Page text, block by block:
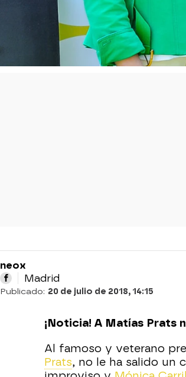
neox
Madrid
Publicado: 20 de julio de 2018, 14:15
¡Noticia! A Matías Prats
Al famoso y veterano
Prats, no le ha salido un